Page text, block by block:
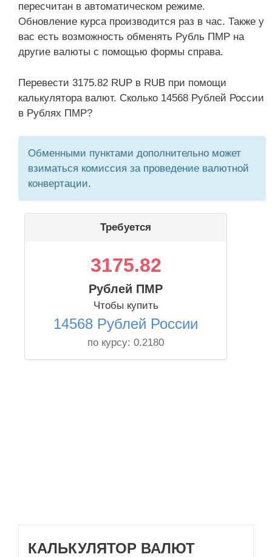
пересчитан в автоматическом режиме.
Обновление курса производится раз в час. Также у
вас есть возможность обменять Рубль ПМР на
другие валюты с помощью формы справа.
Перевести 3175.82 RUP в RUB при помощи
калькулятора валют. Сколько 14568 Рублей России
в Рублях ПМР?
Обменными пунктами дополнительно может
взиматься комиссия за проведение валютной
конвертации.
Требуется
3175.82
Рублей ПМР
Чтобы купить
14568 Рублей России
по курсу: 0.2180
КАЛЬКУЛЯТОР ВАЛЮТ